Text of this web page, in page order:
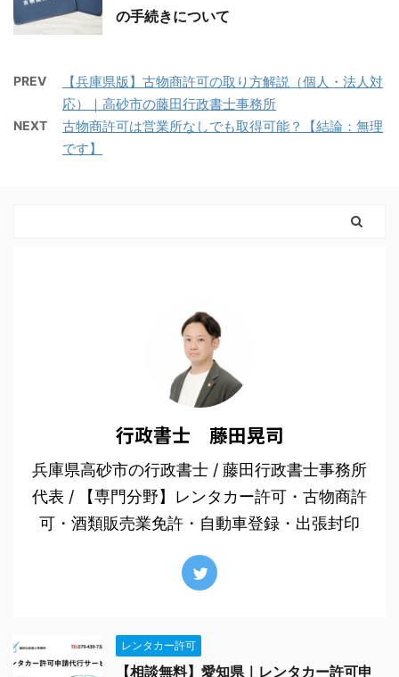
の手続きについて
PREV
【兵庫県版】古物商許可の取り方解説（個人・法人対
応）｜高砂市の藤田行政書士事務所
NEXT
古物商許可は営業所なしでも取得可能？【結論：無理
です】
行政書士 藤田晃司
兵庫県高砂市の行政書士 / 藤田行政書士事務所
代表 / 【専門分野】レンタカー許可・古物商許
可・酒類販売業免許・自動車登録・出張封印
レンタカー許可
【相談無料】愛知県｜レンタカー許可申